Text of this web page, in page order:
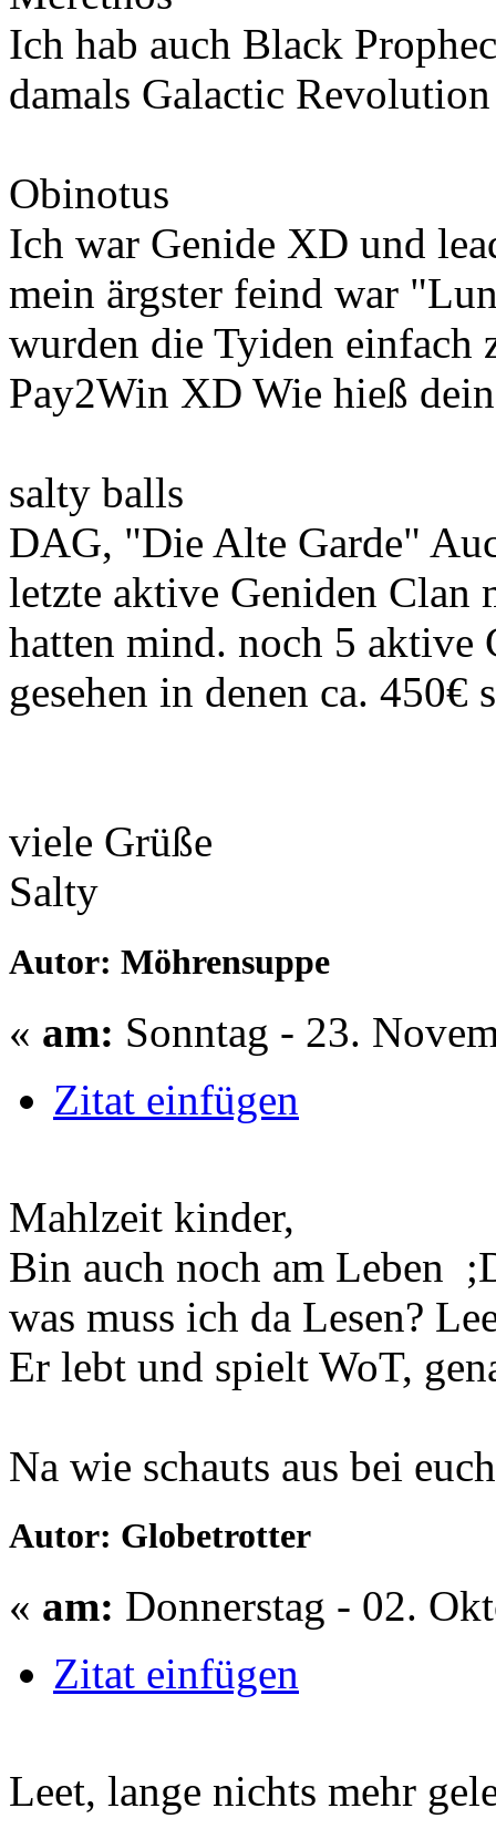
Ich hab auch Black
damals Galactic Revolution
Obinotus
Ich war Genide XD und
mein ärgster feind war
wurden die Tyiden einfach
Pay2Win XD Wie hieß
salty balls
DAG, "Die Alte Garde"
letzte aktive Geniden Clan
hatten mind. noch 5 aktive
gesehen in denen ca. 450€
viele Grüße
Salty
Autor: Möhrensuppe
« am: Sonntag - 23.
Zitat einfügen
Mahlzeit kinder,
Bin auch noch am Leben
was muss ich da Lesen?
Er lebt und spielt WoT,
Na wie schauts aus bei
Autor: Globetrotter
« am: Donnerstag - 02.
Zitat einfügen
Leet, lange nichts mehr